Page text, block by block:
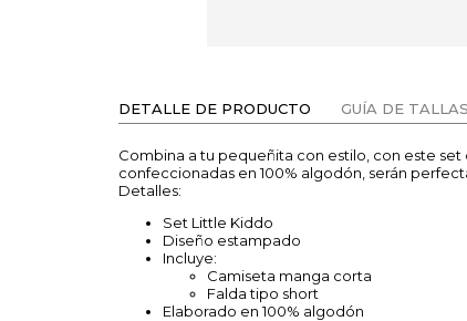
DETALLE DE PRODUCTO GUÍA DE TALLAS
Combina a tu pequeñita con estilo, con este
confeccionadas en 100% algodón, serán
Detalles:
Set Little Kiddo
Diseño estampado
Incluye:
Camiseta manga corta
Falda tipo short
Elaborado en 100% algodón